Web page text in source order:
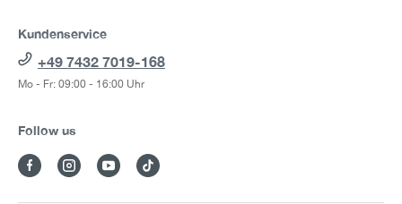
Kundenservice
+49 7432 7019-168
Mo - Fr: 09:00 - 16:00 Uhr
Follow us